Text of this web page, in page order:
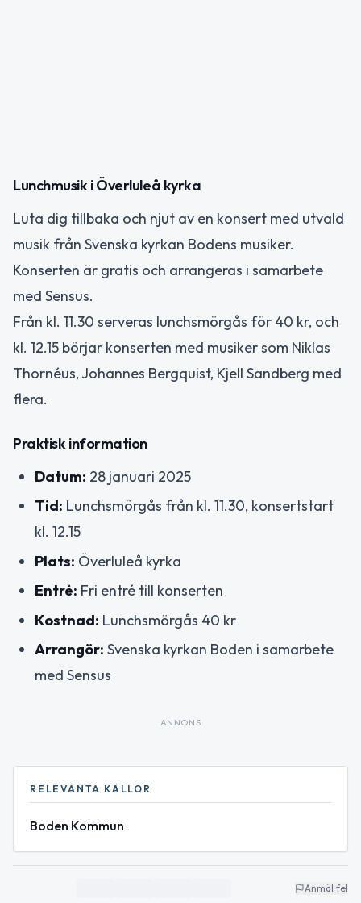
Lunchmusik i Överluleå kyrka
Luta dig tillbaka och njut av en konsert med utvald
musik från Svenska kyrkan Bodens musiker.
Konserten är gratis och arrangeras i samarbete
med Sensus.
Från kl. 11.30 serveras lunchsmörgås för 40 kr, och
kl. 12.15 börjar konserten med musiker som Niklas
Thornéus, Johannes Bergquist, Kjell Sandberg med
flera.
Praktisk information
Datum: 28 januari 2025
Tid: Lunchsmörgås från kl. 11.30, konsertstart
kl. 12.15
Plats: Överluleå kyrka
Entré: Fri entré till konserten
Kostnad: Lunchsmörgås 40 kr
Arrangör: Svenska kyrkan Boden i samarbete
med Sensus
ANNONS
RELEVANTA KÄLLOR
Boden Kommun
Anmäl fel